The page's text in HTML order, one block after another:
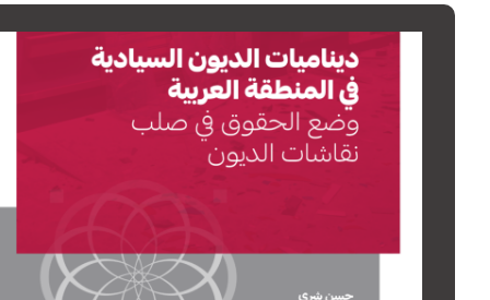
1 لبنان - ازمة الدين العام